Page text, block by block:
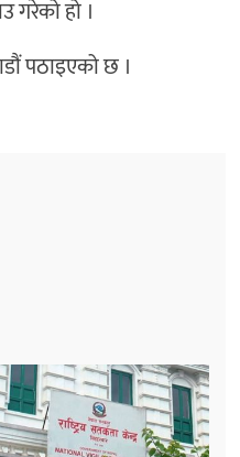
गरेको हो ।
पठाइएको छ ।